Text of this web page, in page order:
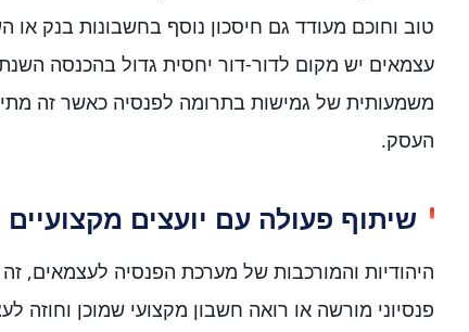
טוב וחוכם מעודד גם חיסכון נוסף בחשבונות בנק או
עצמאים יש מקום לדור-דור יחסית גדול בהכנסה
משמעותית של גמישות בתרומה לפנסיה כאשר זה
העסק.
שיתוף פעולה עם יועצים מקצועיים
היהודיות והמורכבות של מערכת הפנסיה לעצמאים,
פנסיוני מורשה או רואה חשבון מקצועי שמוכן וחוזה